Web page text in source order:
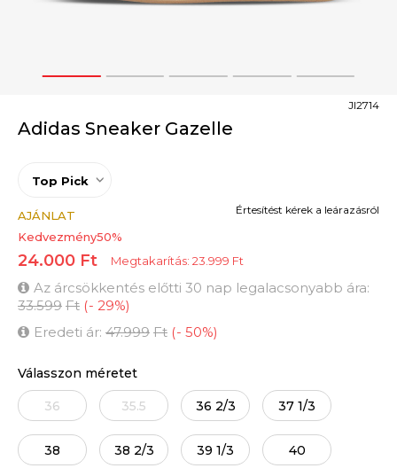
1 2 3 4 5
Adidas Sneaker Gazelle
JI2714
Top Pick
AJÁNLAT
Kedvezmény50%
24.000 Ft Megtakarítás: 23.999 Ft
Az árcsökkentés előtti 30 nap legalacsonyabb ára:
33.599 Ft (- 29%)
Eredeti ár: 47.999 Ft (- 50%)
Értesítést kérek a leárazásról
Válasszon méretet
36 35.5 36 2/3 37 1/3
38 38 2/3 39 1/3 40